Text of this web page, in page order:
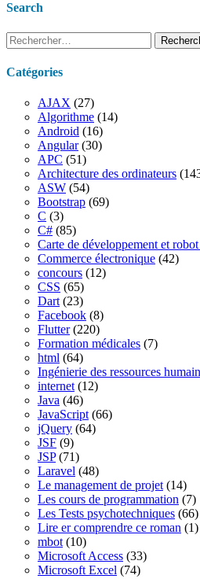
Search
Rechercher :
Catégories
AJAX (27)
Algorithme (14)
Android (16)
Angular(30)
APC (51)
Architecture des ordinateurs
ASW (54)
Bootstrap (69)
C (3)
C# (85)
Carte de développement et
Commerce électronique (42)
concours (12)
CSS (65)
Dart (23)
Facebook (8)
Flutter(220)
Formation médicales (7)
html (64)
Ingénierie des ressources
internet (12)
Java (46)
JavaScript (66)
jQuery (64)
JSF (9)
JSP(71)
Laravel (48)
Le management de projet (14)
Les cours de programmation (7)
Les Tests psychotechniques (66)
Lire er comprendre ce roman (1)
mbot (10)
Microsoft Access (33)
Microsoft Excel (74)